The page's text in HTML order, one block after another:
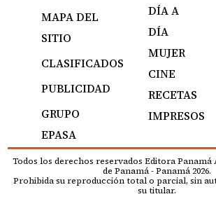
MAPA DEL
SITIO
CLASIFICADOS
PUBLICIDAD
GRUPO
EPASA
DÍA A
DÍA
MUJER
CINE
RECETAS
IMPRESOS
Todos los derechos reservados Editora Panamá
de Panamá - Panamá 2026.
Prohibida su reproducción total o parcial, sin
su titular.